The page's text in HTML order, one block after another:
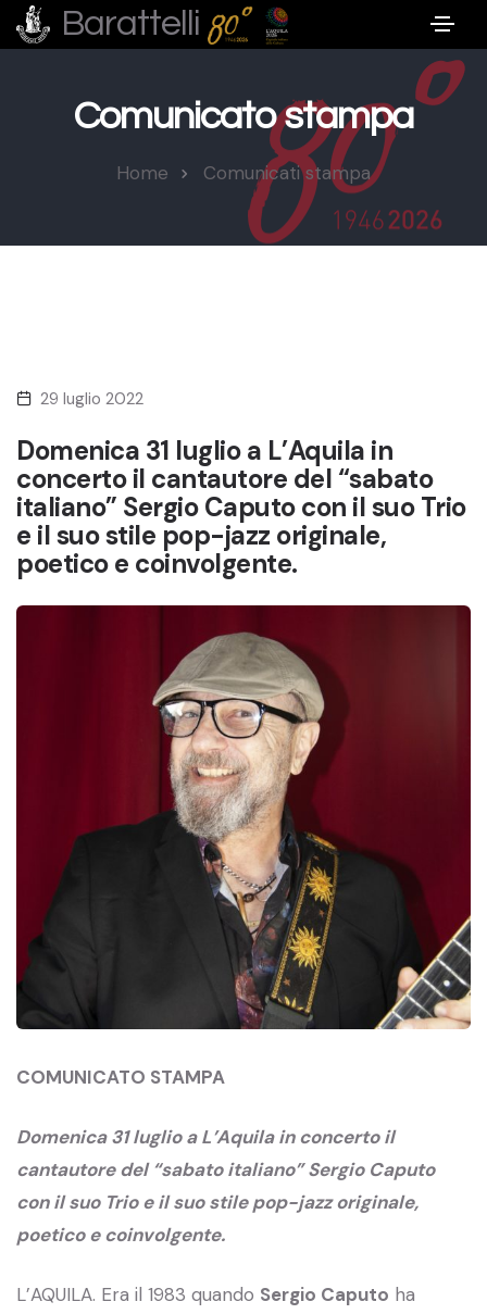
Barattelli
Comunicato stampa
Home Comunicati stampa
29 luglio 2022
Domenica 31 luglio a L’Aquila in
concerto il cantautore del “sabato
italiano” Sergio Caputo con il suo Trio
e il suo stile pop-jazz originale,
poetico e coinvolgente.
COMUNICATO STAMPA
Domenica 31 luglio a L’Aquila in concerto il
cantautore del “sabato italiano” Sergio Caputo
con il suo Trio e il suo stile pop-jazz originale,
poetico e coinvolgente.
L’AQUILA. Era il 1983 quando Sergio Caputo ha